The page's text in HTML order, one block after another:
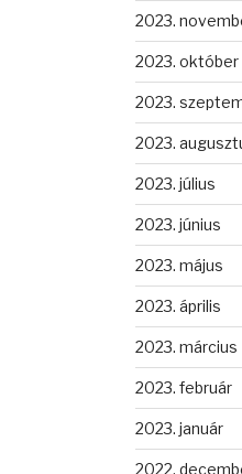
2023.
2023. október
2023.
2023.
2023. július
2023. június
2023. május
2023. április
2023. március
2023. február
2023. január
2022.